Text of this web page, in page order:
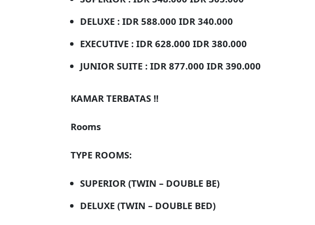
DELUXE : IDR 588.000 IDR 340.000
EXECUTIVE : IDR 628.000 IDR 380.000
JUNIOR SUITE : IDR 877.000 IDR 390.000
KAMAR TERBATAS !!
Rooms
TYPE ROOMS:
SUPERIOR (TWIN – DOUBLE BE)
DELUXE (TWIN – DOUBLE BED)